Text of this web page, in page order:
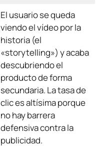
El usuario se queda
viendo el vídeo por la
historia (el
«storytelling») y acaba
descubriendo el
producto de forma
secundaria. La tasa de
clic es altísima porque
no hay barrera
defensiva contra la
publicidad.